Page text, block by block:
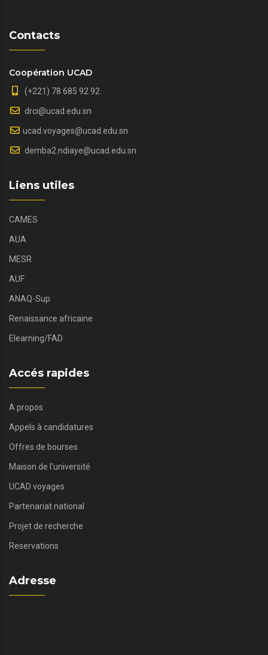
Contacts
Coopération UCAD
(+221) 78 685 92 92
drci@ucad.edu.sn
ucad.voyages@ucad.edu.sn
demba2.ndiaye@ucad.edu.sn
Liens utiles
CAMES
AUA
MESR
AUF
ANAQ-Sup
Renaissance africaine
Elearning/FAD
Accés rapides
A propos
Appels à candidatures
Offres de bourses
Maison de l’université
UCAD voyages
Partenariat national
Projet de recherche
Reservations
Adresse